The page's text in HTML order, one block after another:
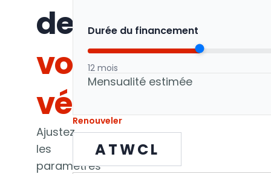
de
votre
véhicule
Ajustez
les
paramètres
Durée du financement
12 mois
Mensualité estimée
Renouveler
ATWCL